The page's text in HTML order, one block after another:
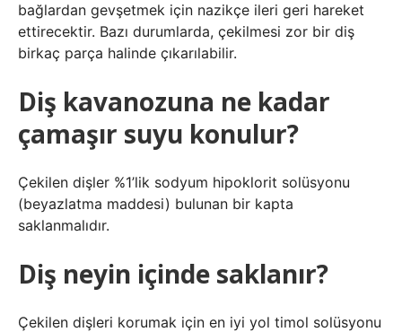
bağlardan gevşetmek için nazikçe ileri geri hareket
ettirecektir. Bazı durumlarda, çekilmesi zor bir diş
birkaç parça halinde çıkarılabilir.
Diş kavanozuna ne kadar
çamaşır suyu konulur?
Çekilen dişler %1’lik sodyum hipoklorit solüsyonu
(beyazlatma maddesi) bulunan bir kapta
saklanmalıdır.
Diş neyin içinde saklanır?
Çekilen dişleri korumak için en iyi yol timol solüsyonu